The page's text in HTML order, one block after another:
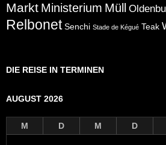
Markt Ministerium Müll
Relbonet Senchi Stade de Kégué Teak
DIE REISE IN TERMINEN
AUGUST 2026
M D M D